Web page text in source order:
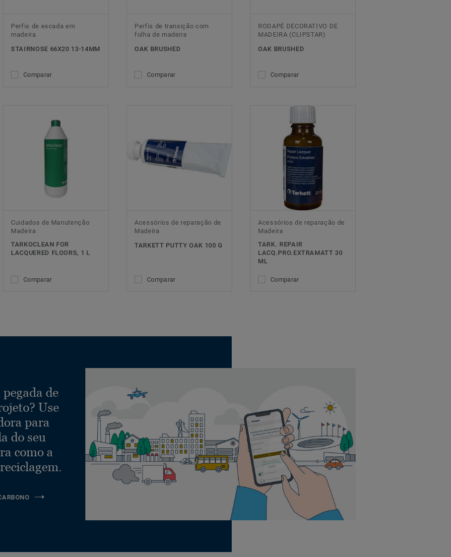
Perfis de escada em
madeira
STAIRNOSE 66X20 13-14MM
Comparar
Perfis de transição com
folha de madeira
OAK BRUSHED
Comparar
RODAPÉ DECORATIVO DE
MADEIRA (CLIPSTAR)
OAK BRUSHED
Comparar
Cuidados de Manutenção
Madeira
TARKOCLEAN FOR
LACQUERED FLOORS, 1 L
Comparar
Acessórios de reparação de
Madeira
TARKETT PUTTY OAK 100 G
Comparar
Acessórios de reparação de
Madeira
TARK. REPAIR
LACQ.PRO.EXTRAMATT 30
ML
Comparar
de
Use
para
do seu
como a